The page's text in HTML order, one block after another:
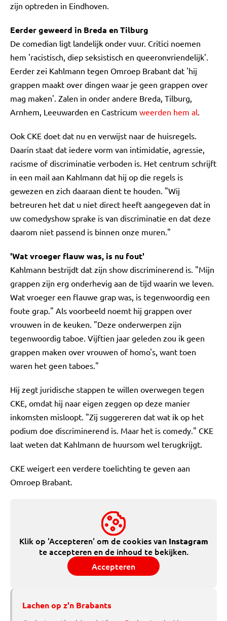
zijn optreden in Eindhoven.
Eerder geweerd in Breda en Tilburg
De comedian ligt landelijk onder vuur. Critici noemen
hem 'racistisch, diep seksistisch en queeronvriendelijk'.
Eerder zei Kahlmann tegen Omroep Brabant dat 'hij
grappen maakt over dingen waar je geen grappen over
mag maken'. Zalen in onder andere Breda, Tilburg,
Arnhem, Leeuwarden en Castricum weerden hem al.
Ook CKE doet dat nu en verwijst naar de huisregels.
Daarin staat dat iedere vorm van intimidatie, agressie,
racisme of discriminatie verboden is. Het centrum schrijft
in een mail aan Kahlmann dat hij op die regels is
gewezen en zich daaraan dient te houden. "Wij
betreuren het dat u niet direct heeft aangegeven dat in
uw comedyshow sprake is van discriminatie en dat deze
daarom niet passend is binnen onze muren."
'Wat vroeger flauw was, is nu fout'
Kahlmann bestrijdt dat zijn show discriminerend is. "Mijn
grappen zijn erg onderhevig aan de tijd waarin we leven.
Wat vroeger een flauwe grap was, is tegenwoordig een
foute grap." Als voorbeeld noemt hij grappen over
vrouwen in de keuken. "Deze onderwerpen zijn
tegenwoordig taboe. Vijftien jaar geleden zou ik geen
grappen maken over vrouwen of homo's, want toen
waren het geen taboes."
Hij zegt juridische stappen te willen overwegen tegen
CKE, omdat hij naar eigen zeggen op deze manier
inkomsten misloopt. "Zij suggereren dat wat ik op het
podium doe discriminerend is. Maar het is comedy." CKE
laat weten dat Kahlmann de huursom wel terugkrijgt.
CKE weigert een verdere toelichting te geven aan
Omroep Brabant.
Klik op 'Accepteren' om de cookies van Instagram
te accepteren en de inhoud te bekijken.
Accepteren
Lachen op z'n Brabants